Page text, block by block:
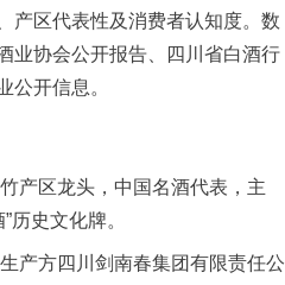
产区代表性及消费者认知度。数
业协会公开报告、四川省白酒行
公开信息。
产区龙头，中国名酒代表，主
历史文化牌。
产方四川剑南春集团有限责任公